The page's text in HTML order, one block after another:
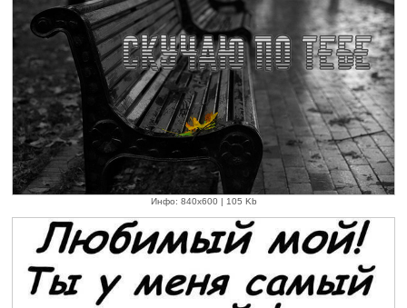
Инфо: 840х600 | 105 Kb